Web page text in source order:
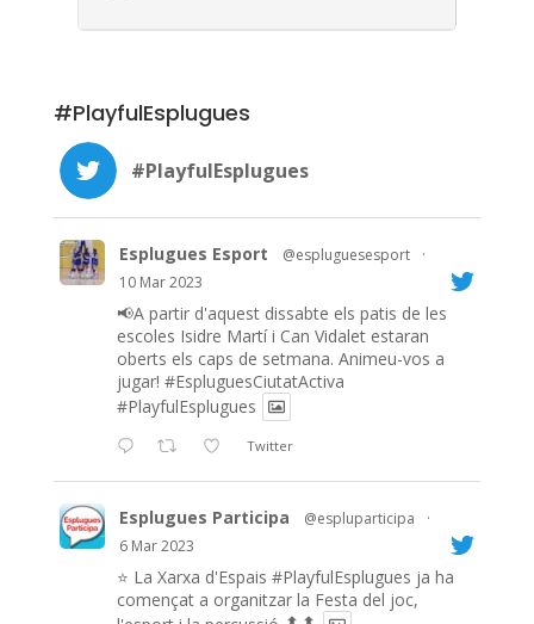
#PlayfulEsplugues
#PlayfulEsplugues
Esplugues Esport @espluguesesport
·
10 Mar 2023
📢A partir d'aquest dissabte els patis de les
escoles Isidre Martí i Can Vidalet estaran
oberts els caps de setmana. Animeu-vos a
jugar! #EspluguesCiutatActiva
#PlayfulEsplugues
Twitter
Esplugues Participa @espluparticipa
·
6 Mar 2023
⭐️ La Xarxa d'Espais #PlayfulEsplugues ja ha
començat a organitzar la Festa del joc,